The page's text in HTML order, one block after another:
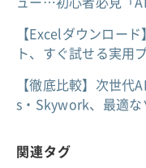
【Excelダウンロー
ト、すぐ試せる実用
【徹底比較】次世
s・Skywork、最適な
関連タグ